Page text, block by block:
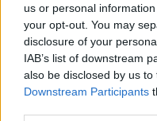
us or personal
your opt-out. You may
disclosure of your
IAB’s list of downstream
also be disclosed by us
Downstream Participants